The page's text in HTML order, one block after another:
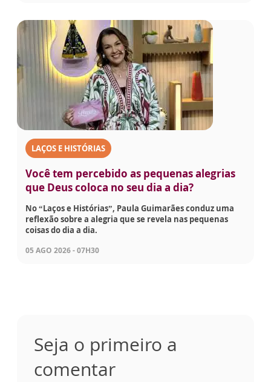
LAÇOS E HISTÓRIAS
Você tem percebido as pequenas alegrias
que Deus coloca no seu dia a dia?
No “Laços e Histórias”, Paula Guimarães conduz uma
reflexão sobre a alegria que se revela nas pequenas
coisas do dia a dia.
05 AGO 2026 - 07H30
Seja o primeiro a
comentar